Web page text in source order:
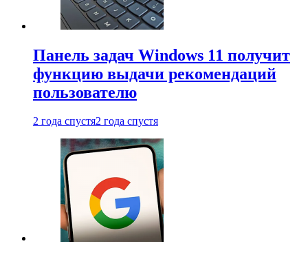
Панель задач Windows 11 получит
функцию выдачи рекомендаций
пользователю
2 года спустя2 года спустя